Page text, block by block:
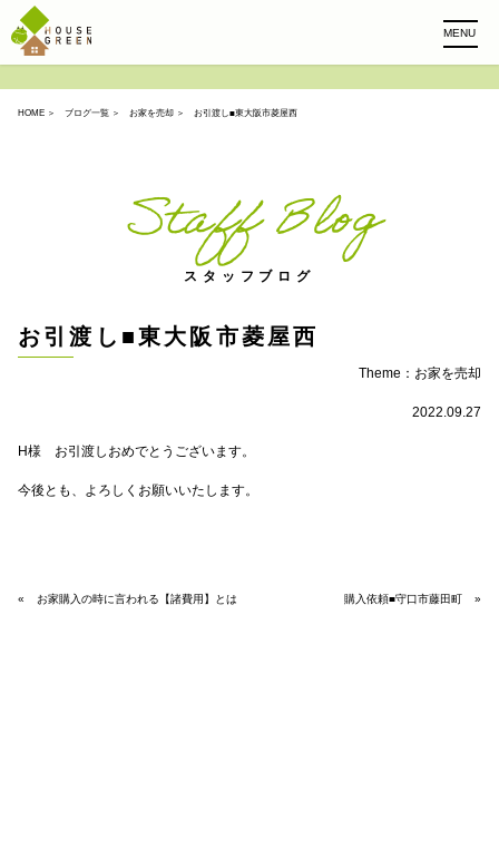
MENU
HOME ＞ ブログ一覧 ＞ お家を売却 ＞ お引渡し■東大阪市菱屋西
Staff Blog
スタッフブログ
お引渡し■東大阪市菱屋西
Theme： お家を売却
2022.09.27
H様 お引渡しおめでとうございます。
今後とも、よろしくお願いいたします。
« お家購入の時に言われる【諸費用】とは 購入依頼■守口市藤田町 »